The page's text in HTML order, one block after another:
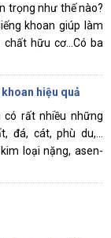
trọng như thế nào?
khoan giúp làm
hữu cơ...Có ba
hiệu quả
có rất nhiều những
đá, cát, phù du,…
loại nặng, asen-